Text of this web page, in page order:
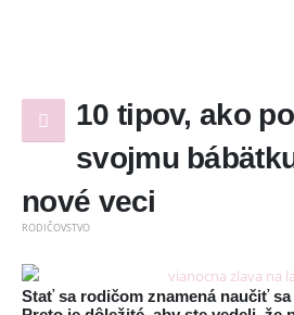
10 tipov, ako
svojmu
nové veci
RODIČOVSTVO
Stať sa rodičom znamená naučiť